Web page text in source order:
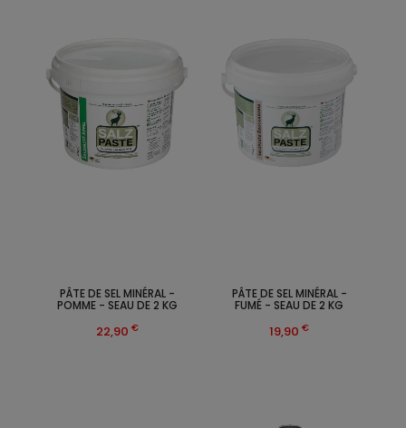
PÂTE DE SEL MINÉRAL -
POMME - SEAU DE 2 KG
22,90 €
PÂTE DE SEL MINÉRAL -
FUMÉ - SEAU DE 2 KG
19,90 €